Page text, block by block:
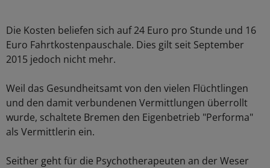
Die Kosten beliefen sich auf 24 Euro pro Stunde und 16
Euro Fahrtkostenpauschale. Dies gilt seit September
2015 jedoch nicht mehr.
Weil das Gesundheitsamt von den vielen Flüchtlingen
und den damit verbundenen Vermittlungen überrollt
wurde, schaltete Bremen den Eigenbetrieb "Performa"
als Vermittlerin ein.
Seither geht für die Psychotherapeuten an der Weser